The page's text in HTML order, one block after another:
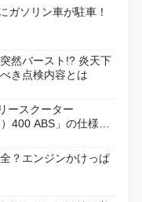
ガソリン車が駐車！
然バースト!? 炎天下
き点検内容とは
ースクーター
400 ABS」の仕様を
？エンジンかけっぱ